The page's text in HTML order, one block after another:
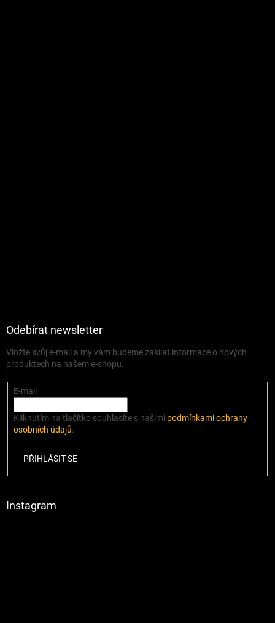
Odebírat newsletter
Vložte svůj e-mail a my vám budeme zasílat informace o nových
produktech na našem e-shopu.
E-mail
Kliknutím na tlačítko souhlasíte s našimi podmínkami ochrany
osobních údajů.
PŘIHLÁSIT SE
Instagram